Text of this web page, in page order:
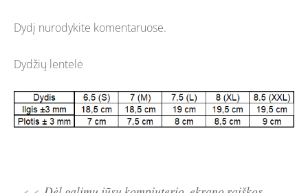
Dydį nurodykite komentaruose.
Dydžių lentelė